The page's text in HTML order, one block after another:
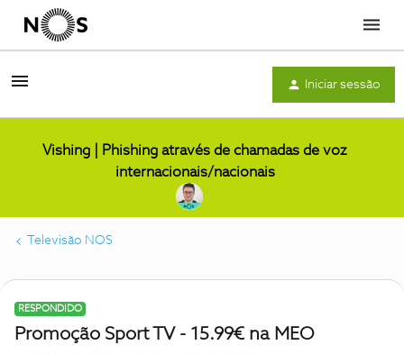
Menu
Iniciar sessão
Vishing | Phishing através de chamadas de voz
internacionais/nacionais
Televisão NOS
RESPONDIDO
Promoção Sport TV - 15.99€ na MEO